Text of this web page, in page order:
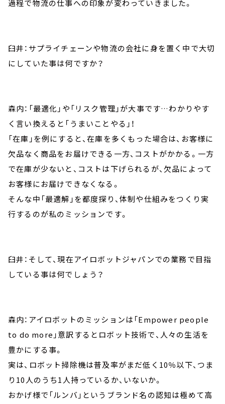
過程で物流の仕事への印象が変わっていきました。
臼井：サプライチェーンや物流の会社に身を置く中で大切
にしていた事は何ですか？
森内：「最適化」や「リスク管理」が大事です…わかりやす
く言い換えると「うまいことやる」！
「在庫」を例にすると、在庫を多くもった場合は、お客様に
欠品なく商品をお届けできる一方、コストがかかる。一方
で在庫が少ないと、コストは下げられるが、欠品によって
お客様にお届けできなくなる。
そんな中「最適解」を都度探り、体制や仕組みをつくり実
行するのが私のミッションです。
臼井：そして、現在アイロボットジャパンでの業務で目指
している事は何でしょう？
森内：アイロボットのミッションは「Empower people
to do more」意訳するとロボット技術で、人々の生活を
豊かにする事。
実は、ロボット掃除機は普及率がまだ低く10％以下、つま
り10人のうち1人持っているか、いないか。
おかげ様で「ルンバ」というブランド名の認知は極めて高